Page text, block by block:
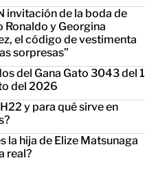
invitación de la boda de
Ronaldo y Georgina
el código de vestimenta
sorpresas”
del Gana Gato 3043 del 1
del 2026
y para qué sirve en
la hija de Elize Matsunaga
real?